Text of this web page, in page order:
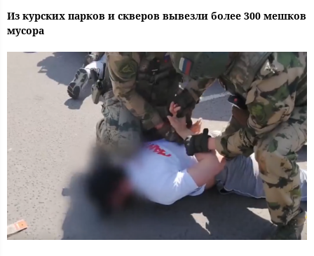
Из курских парков и скверов вывезли более 300 мешков
мусора